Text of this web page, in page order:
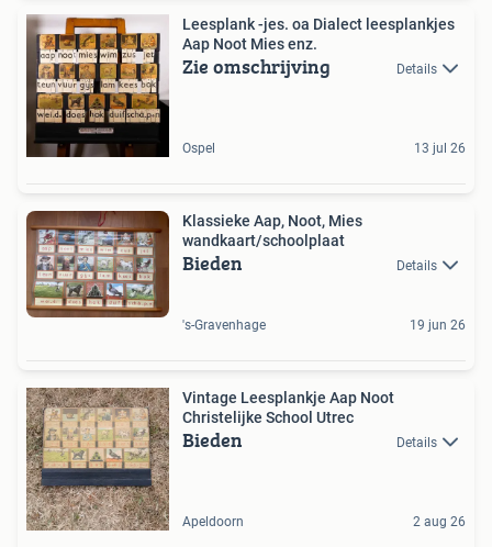
Leesplank -jes. oa Dialect leesplankjes
Aap Noot Mies enz.
Zie omschrijving Details
Ospel 13 jul 26
Klassieke Aap, Noot, Mies
wandkaart/schoolplaat
Bieden Details
's-Gravenhage 19 jun 26
Vintage Leesplankje Aap Noot
Christelijke School Utrec
Bieden Details
Apeldoorn 2 aug 26